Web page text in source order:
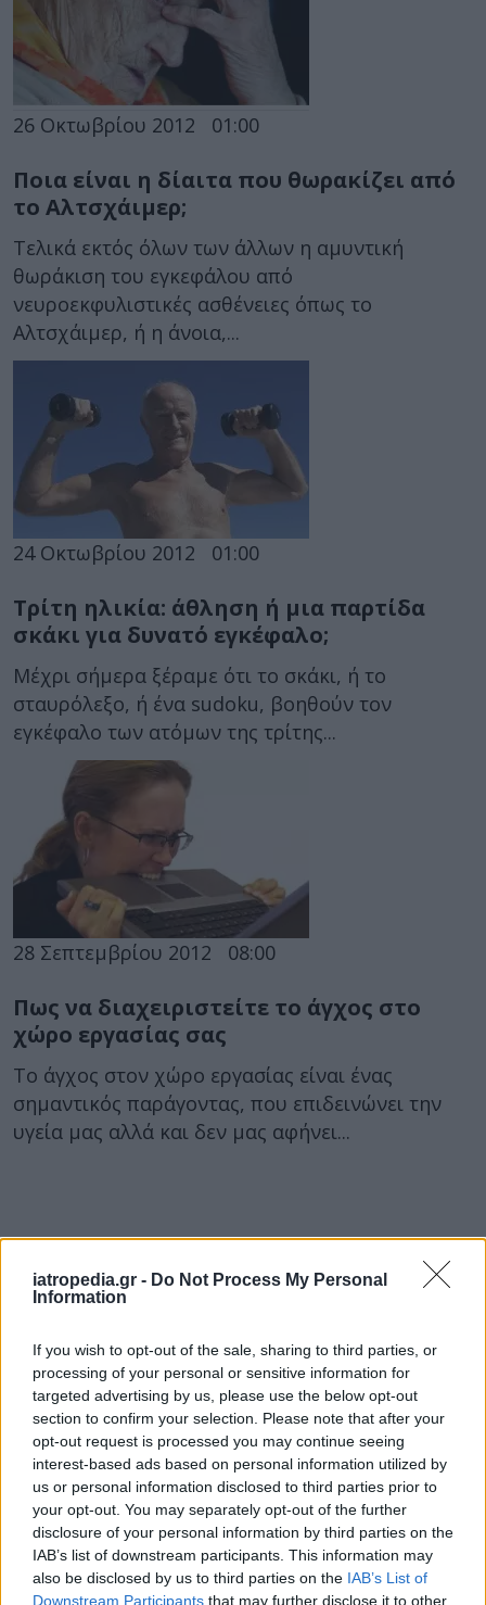
iatropedia.gr - Do Not Process My Personal
Information
If you wish to opt-out of the sale, sharing to third parties, or
processing of your personal or sensitive information for
targeted advertising by us, please use the below opt-out
section to confirm your selection. Please note that after your
opt-out request is processed you may continue seeing
interest-based ads based on personal information utilized by
us or personal information disclosed to third parties prior to
your opt-out. You may separately opt-out of the further
disclosure of your personal information by third parties on the
IAB’s list of downstream participants. This information may
also be disclosed by us to third parties on the IAB’s List of
Downstream Participants that may further disclose it to other
26 Οκτωβρίου 2012 01:00
Ποια είναι η δίαιτα που θωρακίζει από
το Αλτσχάιμερ;
Τελικά εκτός όλων των άλλων η αμυντική
θωράκιση του εγκεφάλου από
νευροεκφυλιστικές ασθένειες όπως το
Αλτσχάιμερ, ή η άνοια,...
24 Οκτωβρίου 2012 01:00
Τρίτη ηλικία: άθληση ή μια παρτίδα
σκάκι για δυνατό εγκέφαλο;
Μέχρι σήμερα ξέραμε ότι το σκάκι, ή το
σταυρόλεξο, ή ένα sudoku, βοηθούν τον
εγκέφαλο των ατόμων της τρίτης...
28 Σεπτεμβρίου 2012 08:00
Πως να διαχειριστείτε το άγχος στο
χώρο εργασίας σας
Το άγχος στον χώρο εργασίας είναι ένας
σημαντικός παράγοντας, που επιδεινώνει την
υγεία μας αλλά και δεν μας αφήνει...